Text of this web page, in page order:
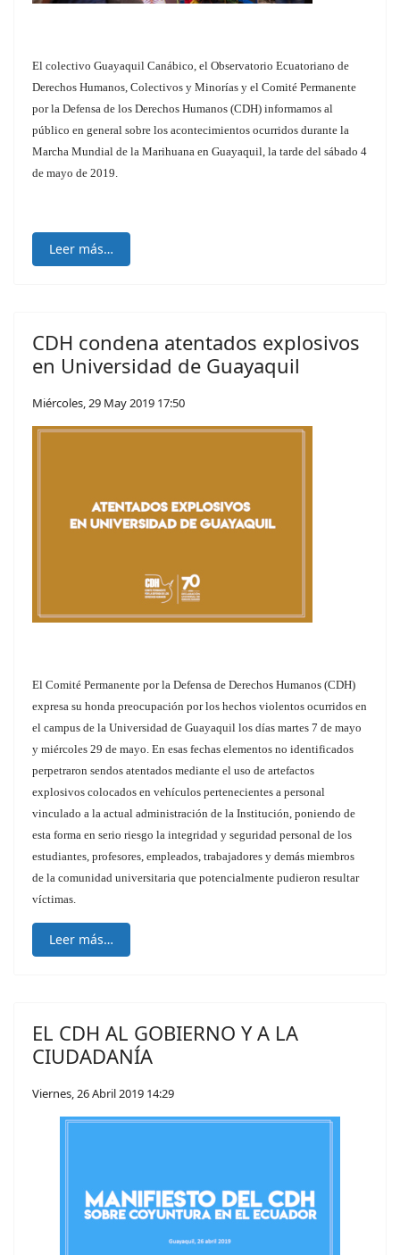
El colectivo Guayaquil Canábico, el Observatorio Ecuatoriano de
Derechos Humanos, Colectivos y Minorías y el Comité Permanente
por la Defensa de los Derechos Humanos (CDH) informamos al
público en general sobre los acontecimientos ocurridos durante la
Marcha Mundial de la Marihuana en Guayaquil, la tarde del sábado 4
de mayo de 2019.
Leer más…
CDH condena atentados explosivos
en Universidad de Guayaquil
Miércoles, 29 May 2019 17:50
El Comité Permanente por la Defensa de Derechos Humanos (CDH)
expresa su honda preocupación por los hechos violentos ocurridos en
el campus de la Universidad de Guayaquil los días martes 7 de mayo
y miércoles 29 de mayo. En esas fechas elementos no identificados
perpetraron sendos atentados mediante el uso de artefactos
explosivos colocados en vehículos pertenecientes a personal
vinculado a la actual administración de la Institución, poniendo de
esta forma en serio riesgo la integridad y seguridad personal de los
estudiantes, profesores, empleados, trabajadores y demás miembros
de la comunidad universitaria que potencialmente pudieron resultar
víctimas.
Leer más…
EL CDH AL GOBIERNO Y A LA
CIUDADANÍA
Viernes, 26 Abril 2019 14:29